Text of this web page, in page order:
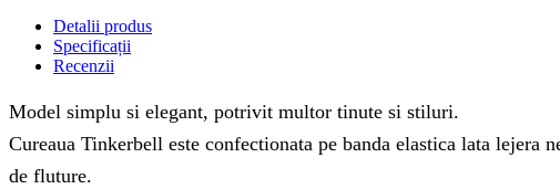
Detalii produs
Specificații
Recenzii
Model simplu si elegant, potrivit multor tinute si stiluri.
Cureaua Tinkerbell este confectionata pe banda elastica lata
de fluture.